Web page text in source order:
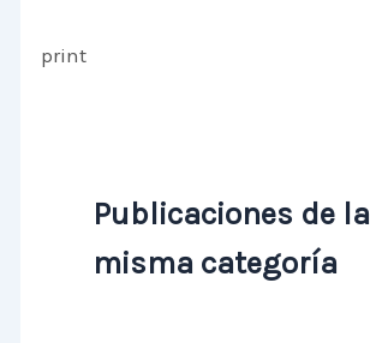
print
Publicaciones de la
misma categoría